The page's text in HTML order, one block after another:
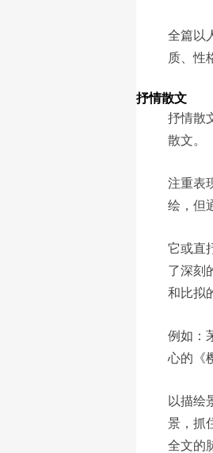
全篇以
质、性
抒情散文
抒情散
散文。
注重表
绘，但
它或直
了深刻
和比拟
例如：
心的《
以描绘
景，抓
全文的